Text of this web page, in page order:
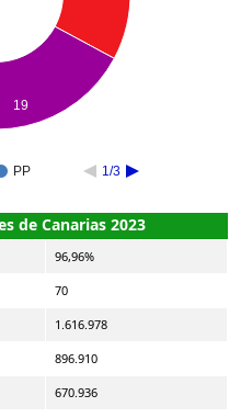
PP 1/3
19
de Canarias 2023
96,96%
70
1.616.978
896.910
670.936